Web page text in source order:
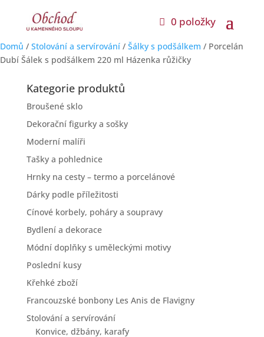
0 položky
Domů / Stolování a servírování / Šálky s podšálkem / Porcelán
Dubí Šálek s podšálkem 220 ml Házenka růžičky
Kategorie produktů
Broušené sklo
Dekorační figurky a sošky
Moderní malíři
Tašky a pohlednice
Hrnky na cesty – termo a porcelánové
Dárky podle příležitosti
Cínové korbely, poháry a soupravy
Bydlení a dekorace
Módní doplňky s uměleckými motivy
Poslední kusy
Křehké zboží
Francouzské bonbony Les Anis de Flavigny
Stolování a servírování
Konvice, džbány, karafy